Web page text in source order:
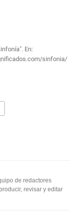
En:
sinfonia/
de redactores
revisar y editar